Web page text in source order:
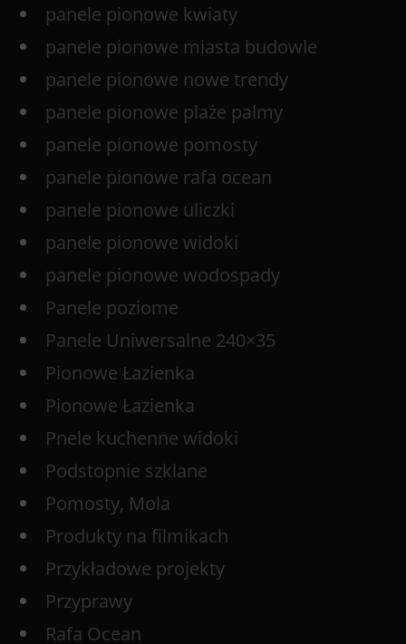
panele pionowe kwiaty
panele pionowe miasta budowle
panele pionowe nowe trendy
panele pionowe plaże palmy
panele pionowe pomosty
panele pionowe rafa ocean
panele pionowe uliczki
panele pionowe widoki
panele pionowe wodospady
Panele poziome
Panele Uniwersalne 240×35
Pionowe Łazienka
Pionowe Łazienka
Pnele kuchenne widoki
Podstopnie szklane
Pomosty, Mola
Produkty na filmikach
Przykładowe projekty
Przyprawy
Rafa Ocean